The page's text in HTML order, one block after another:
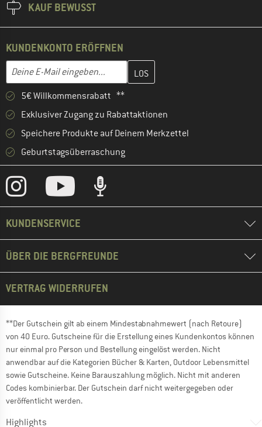
KAUF BEWUSST
KUNDENKONTO ERÖFFNEN
E-Mail-Adresse
Gib hier deine E-Mail-Adresse ein und erstelle im nächsten
5€ Willkommensrabatt **
Exklusiver Zugang zu Rabattaktionen
Speichere Produkte auf Deinem Merkzettel
Geburtstagsüberraschung
KUNDENSERVICE
ÜBER DIE BERGFREUNDE
VERTRAG WIDERRUFEN
**Der Gutschein gilt ab einem Mindestabnahmewert (nach Retoure)
von 40 Euro. Gutscheine für die Erstellung eines Kundenkontos können
nur einmal pro Person und Bestellung eingelöst werden. Nicht
anwendbar auf die Kategorien Bücher & Karten, Outdoor Lebensmittel
sowie Gutscheine. Keine Barauszahlung möglich. Nicht mit anderen
Codes kombinierbar. Der Gutschein darf nicht weitergegeben oder
veröffentlicht werden.
Highlights